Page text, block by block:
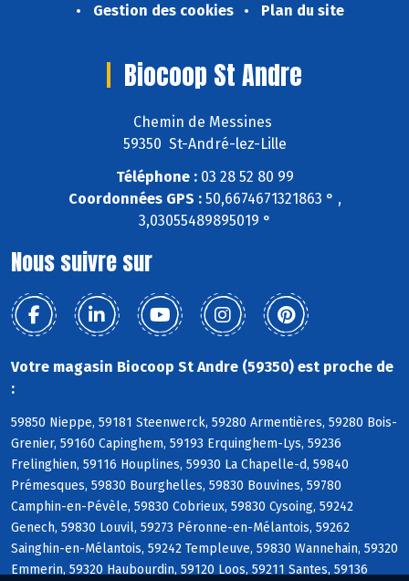
Gestion des cookies
Plan du site
Biocoop St Andre
Chemin de Messines
59350 St-André-lez-Lille
Téléphone :03 28 52 80 99
Coordonnées GPS :50,6674671321863 ° ,
3,03055489895019 °
Nous suivre sur
Votre magasin Biocoop St Andre (59350) est proche de
:
59850 Nieppe, 59181 Steenwerck, 59280 Armentières, 59280 Bois-
Grenier, 59160 Capinghem, 59193 Erquinghem-Lys, 59236
Frelinghien, 59116 Houplines, 59930 La Chapelle-d, 59840
Prémesques, 59830 Bourghelles, 59830 Bouvines, 59780
Camphin-en-Pévèle, 59830 Cobrieux, 59830 Cysoing, 59242
Genech, 59830 Louvil, 59273 Péronne-en-Mélantois, 59262
Sainghin-en-Mélantois, 59242 Templeuve, 59830 Wannehain, 59320
Emmerin, 59320 Haubourdin, 59120 Loos, 59211 Santes, 59136